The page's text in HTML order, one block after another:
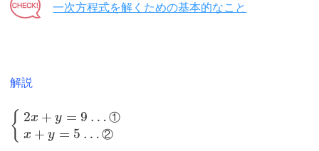
一次方程式を解くための基本的なこと
解説
{ 2x + y = 9 … ①
x + y = 5 … ②